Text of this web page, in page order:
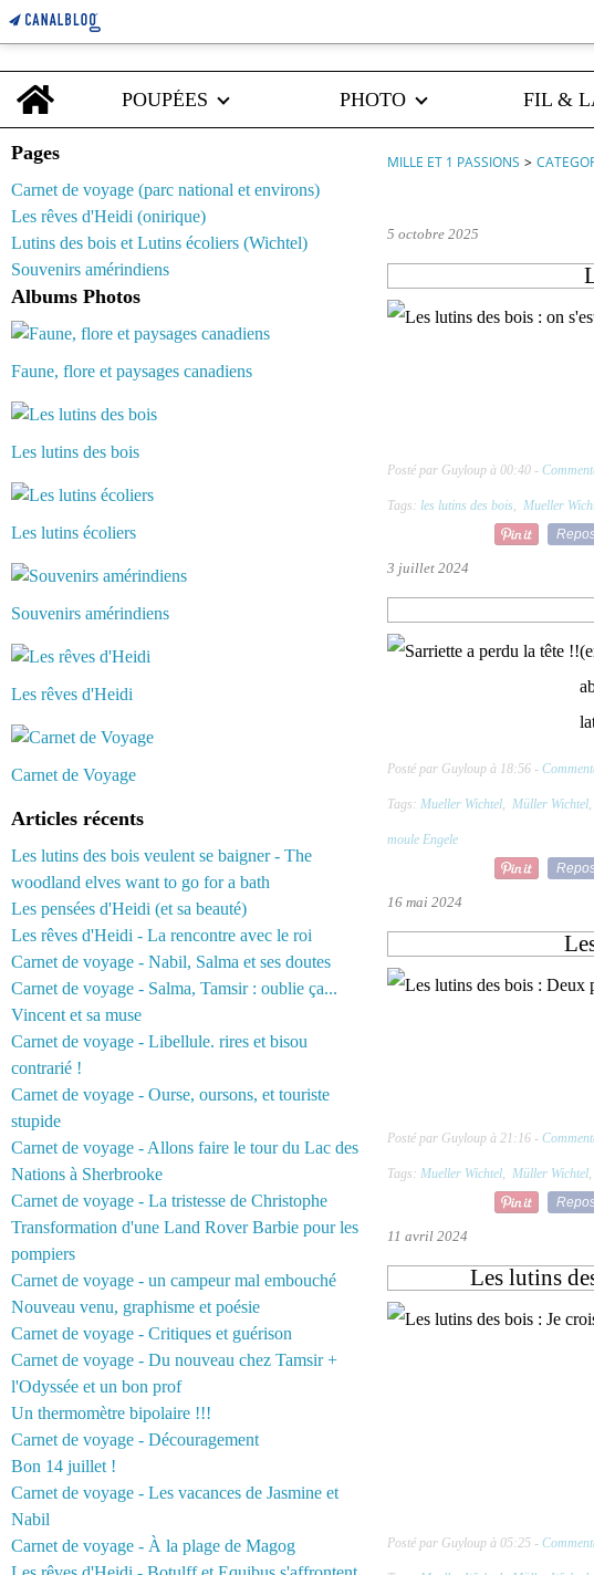
Home
POUPÉES
PHOTO FIL &
Pages
Carnet de voyage (parc national et environs)
Les rêves d'Heidi (onirique)
Lutins des bois et Lutins écoliers (Wichtel)
Souvenirs amérindiens
Albums Photos
Faune, flore et paysages canadiens
Les lutins des bois
Les lutins écoliers
Souvenirs amérindiens
Les rêves d'Heidi
Carnet de Voyage
Articles récents
Les lutins des bois veulent se baigner - The
woodland elves want to go for a bath
Les pensées d'Heidi (et sa beauté)
Les rêves d'Heidi - La rencontre avec le roi
Carnet de voyage - Nabil, Salma et ses doutes
Carnet de voyage - Salma, Tamsir : oublie ça...
Vincent et sa muse
Carnet de voyage - Libellule. rires et bisou
contrarié !
Carnet de voyage - Ourse, oursons, et touriste
stupide
Carnet de voyage - Allons faire le tour du Lac des
Nations à Sherbrooke
Carnet de voyage - La tristesse de Christophe
Transformation d'une Land Rover Barbie pour les
pompiers
Carnet de voyage - un campeur mal embouché
Nouveau venu, graphisme et poésie
Carnet de voyage - Critiques et guérison
Carnet de voyage - Du nouveau chez Tamsir +
l'Odyssée et un bon prof
Un thermomètre bipolaire !!!
Carnet de voyage - Découragement
Bon 14 juillet !
Carnet de voyage - Les vacances de Jasmine et
Nabil
Carnet de voyage - À la plage de Magog
MILLE ET 1 PASSIONS >
5 octobre 2025
Posté par Guyloup à 00:40 -
Tags: les lutins des bois, Mueller
3 juillet 2024
Posté par Guyloup à 18:56 -
Tags: Mueller Wichtel, Müller Wichtel,
moule Engele
16 mai 2024
Posté par Guyloup à 21:16 -
Tags: Mueller Wichtel, Müller Wichtel,
11 avril 2024
Les lutins
Posté par Guyloup à 05:25 -